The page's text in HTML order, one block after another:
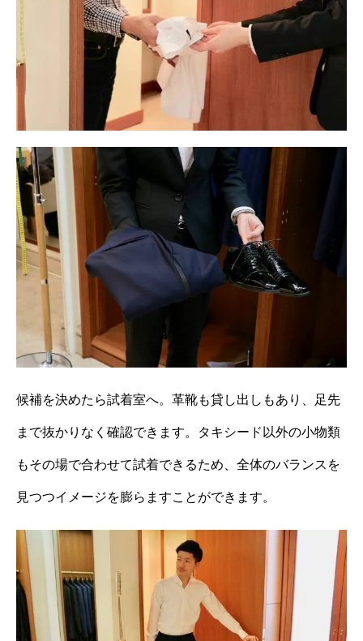
候補を決めたら試着室へ。革靴も貸し出しもあり、足先
まで抜かりなく確認できます。タキシード以外の小物類
もその場で合わせて試着できるため、全体のバランスを
見つつイメージを膨らますことができます。